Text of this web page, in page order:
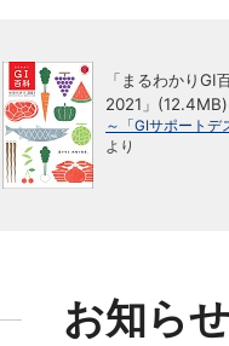
「まるわかりGI
2021」(12.4MB)
～「GIサポートデ
より
お知ら